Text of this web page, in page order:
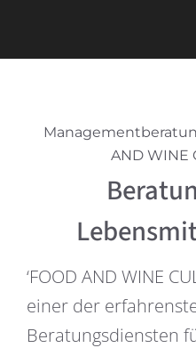
AND WINE
‘FOOD AND WINE
einer der
Beratungsdiensten